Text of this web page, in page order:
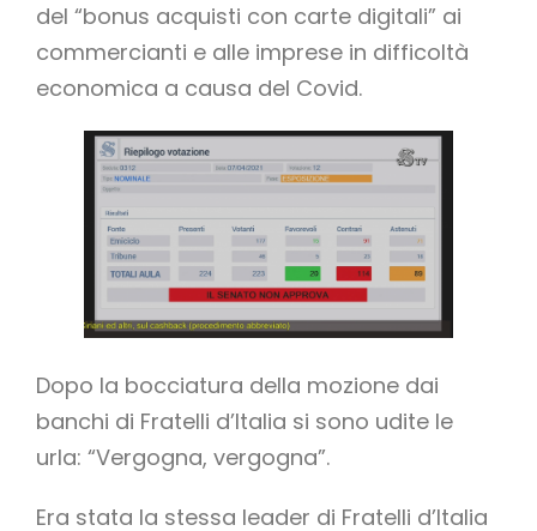
del “bonus acquisti con carte digitali” ai
commercianti e alle imprese in difficoltà
economica a causa del Covid.
Dopo la bocciatura della mozione dai
banchi di Fratelli d’Italia si sono udite le
urla: “Vergogna, vergogna”.
Era stata la stessa leader di Fratelli d’Italia